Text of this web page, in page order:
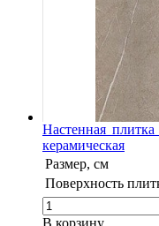
Настенная
керамическая
Размер, см
Поверхность
В корзину